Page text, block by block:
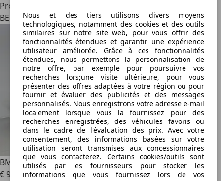
Nous et des tiers utilisons divers moyens
technologiques, notamment des cookies et des outils
similaires sur notre site web, pour vous offrir des
fonctionnalités étendues et garantir une expérience
utilisateur améliorée. Grâce à ces fonctionnalités
étendues, nous permettons la personnalisation de
notre offre, par exemple pour poursuivre vos
recherches lors;une visite ultérieure, pour vous
présenter des offres adaptées à votre région ou pour
fournir et évaluer des publicités et des messages
personnalisés. Nous enregistrons votre adresse e-mail
localement lorsque vous la fournissez pour des
recherches enregistrées, des véhicules favoris ou
dans le cadre de l'évaluation des prix. Avec votre
consentement, des informations basées sur votre
utilisation seront transmises aux concessionnaires
que vous contacterez. Certains cookies/outils sont
utilisés par les fournisseurs pour stocker les
informations que vous fournissez lors de vos
Professionnel
BE 3800
BMW 4182.0D Gran Coupé Man. - Sportline - Topstaat!
€ 9 990